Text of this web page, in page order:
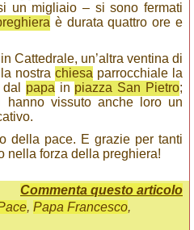
un migliaio – si sono fermati
è durata quattro ore e
Cattedrale, un’altra ventina di
nostra chiesa parrocchiale la
papa in piazza San Pietro;
vissuto anche loro un
della pace. E grazie per tanti
nella forza della preghiera!
Commenta questo articolo
, Papa Francesco,